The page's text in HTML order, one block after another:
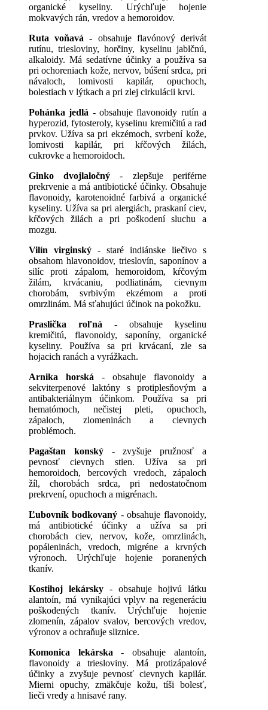
organické kyseliny. Urýchľuje hojenie
mokvavých rán, vredov a hemoroidov.
Ruta voňavá - obsahuje flavónový derivát
rutínu, triesloviny, horčiny, kyselinu jablčnú,
alkaloidy. Má sedatívne účinky a používa sa
pri ochoreniach kože, nervov, búšení srdca, pri
návaloch, lomivosti kapilár, opuchoch,
bolestiach v lýtkach a pri zlej cirkulácii krvi.
Pohánka jedlá - obsahuje flavonoidy rutín a
hyperozid, fytosteroly, kyselinu kremičitú a rad
prvkov. Užíva sa pri ekzémoch, svrbení kože,
lomivosti kapilár, pri kŕčových žilách,
cukrovke a hemoroidoch.
Ginko dvojlaločný - zlepšuje periférne
prekrvenie a má antibiotické účinky. Obsahuje
flavonoidy, karotenoidné farbivá a organické
kyseliny. Užíva sa pri alergiách, praskaní ciev,
kŕčových žilách a pri poškodení sluchu a
mozgu.
Vilín virginský - staré indiánske liečivo s
obsahom hlavonoidov, trieslovín, saponínov a
silíc proti zápalom, hemoroidom, kŕčovým
žilám, krvácaniu, podliatinám, cievnym
chorobám, svrbivým ekzémom a proti
omrzlinám. Má sťahujúci účinok na pokožku.
Praslička roľná - obsahuje kyselinu
kremičitú, flavonoidy, saponíny, organické
kyseliny. Používa sa pri krvácaní, zle sa
hojacich ranách a vyrážkach.
Arnika horská - obsahuje flavonoidy a
sekviterpenové laktóny s protiplesňovým a
antibakteriálnym účinkom. Používa sa pri
hematómoch, nečistej pleti, opuchoch,
zápaloch, zlomeninách a cievnych
problémoch.
Pagaštan konský- zvyšuje pružnosť a
pevnosť cievnych stien. Užíva sa pri
hemoroidoch, bercových vredoch, zápaloch
žíl, chorobách srdca, pri nedostatočnom
prekrvení, opuchoch a migrénach.
Ľubovník bodkovaný - obsahuje flavonoidy,
má antibiotické účinky a užíva sa pri
chorobách ciev, nervov, kože, omrzlinách,
popáleninách, vredoch, migréne a krvných
výronoch. Urýchľuje hojenie poranených
tkanív.
Kostihoj lekársky - obsahuje hojivú látku
alantoín, má vynikajúci vplyv na regeneráciu
poškodených tkanív. Urýchľuje hojenie
zlomenín, zápalov svalov, bercových vredov,
výronov a ochraňuje sliznice.
Komonica lekárska - obsahuje alantoín,
flavonoidy a triesloviny. Má protizápalové
účinky a zvyšuje pevnosť cievnych kapilár.
Mierni opuchy, zmäkčuje kožu, tíši bolesť,
lieči vredy a hnisavé rany.